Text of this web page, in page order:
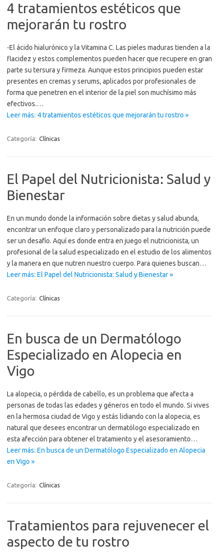
4 tratamientos estéticos que
mejorarán tu rostro
-El ácido hialurónico y la Vitamina C. Las pieles maduras tienden a la
flacidez y estos complementos pueden hacer que recupere en gran
parte su tersura y firmeza. Aunque estos principios pueden estar
presentes en cremas y serums, aplicados por profesionales de
forma que penetren en el interior de la piel son muchísimo más
efectivos.…
Leer más: 4 tratamientos estéticos que mejorarán tu rostro »
Categoría: Clínicas
El Papel del Nutricionista: Salud y
Bienestar
En un mundo donde la información sobre dietas y salud abunda,
encontrar un enfoque claro y personalizado para la nutrición puede
ser un desafío. Aquí es donde entra en juego el nutricionista, un
profesional de la salud especializado en el estudio de los alimentos
y la manera en que nutren nuestro cuerpo. Para quienes buscan…
Leer más: El Papel del Nutricionista: Salud y Bienestar »
Categoría: Clínicas
En busca de un Dermatólogo
Especializado en Alopecia en
Vigo
La alopecia, o pérdida de cabello, es un problema que afecta a
personas de todas las edades y géneros en todo el mundo. Si vives
en la hermosa ciudad de Vigo y estás lidiando con la alopecia, es
natural que desees encontrar un dermatólogo especializado en
esta afección para obtener el tratamiento y el asesoramiento…
Leer más: En busca de un Dermatólogo Especializado en Alopecia
en Vigo »
Categoría: Clínicas
Tratamientos para rejuvenecer el
aspecto de tu rostro